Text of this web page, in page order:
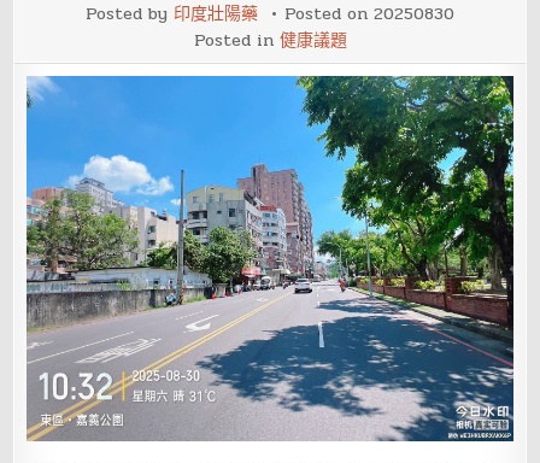
Posted by 印度壯陽藥 Posted on 20250830
Posted in 健康議題